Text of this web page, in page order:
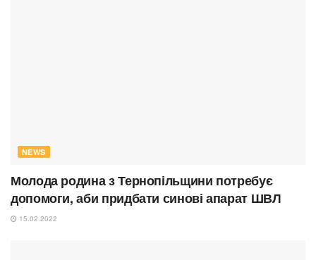
NEWS
Молода родина з Тернопільщини потребує
допомоги, аби придбати синові апарат ШВЛ
15.02.2022